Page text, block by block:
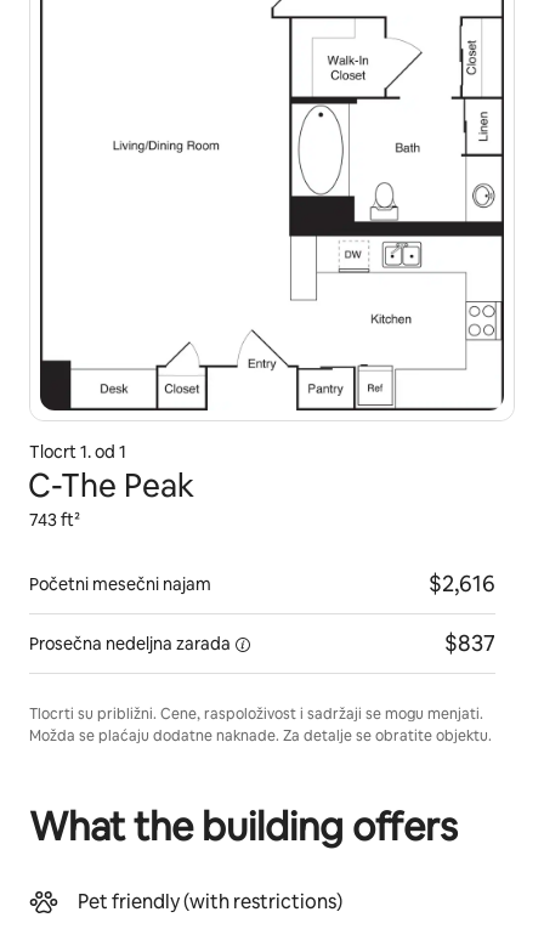
Tlocrt 1. od 1
C-The Peak
743 ft²
Početni mesečni najam $2,616
Prosečna nedeljna zarada $837
Tlocrti su približni. Cene, raspoloživost i sadržaji se mogu menjati.
Možda se plaćaju dodatne naknade. Za detalje se obratite objektu.
What the building offers
Pet friendly (with restrictions)